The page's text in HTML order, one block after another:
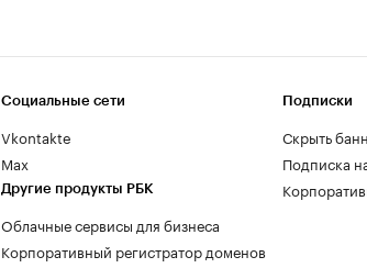
Социальные сети
Vkontakte
Max
Другие продукты РБК
Облачные сервисы для бизнеса
Корпоративный регистратор доменов
Подписки
Скрыть
Подписка